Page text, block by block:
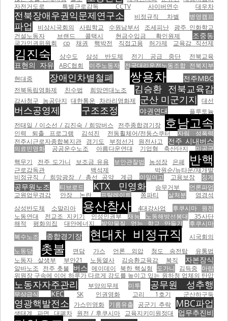
자전거도로
특별근로감독 CCTV 사이버연수 대우차
전북장애우권익문제연구소 비정규직 차별 병영캠프
파업 비상시국회의 사립학교 수원남부서 조세피난
광주 인화학교
건설노동자
브랜드 콜택시 현금수입금 확인원제 조중동
국가인권위원회 cp 채권 핵박전 직접고용 허가제 교육감 직선제
김진숙 상수도 삼성 반도체 전기 공급 중단 전북교육
표현의 자유 ABC협회 이주노동자
전국대리운전노동조합 전북지부
현대중
장애인차별철폐 쌍용차 전주MBC
전북독립영화제 친수법 희망연대노조 김승환 전북교육감
감사청구 농공단지 대한통운 차라리영화제 군산 미군기지 대선
버스공영제 구조조정 야권연대
플루토늄
전태일 / 이소선 / 김진숙 / 희망버스
전주종합경기장 호남고속
인력 퇴출 프로그램 김석진 전동휠체어/전동스쿠터
자림 성폭력
전주시근로자종합복지관 경기도 부정선거 원전사고 전주 시내버스
의료민영화 공공운수노조 아름다운연대 기업형 축산단지
미공군
핵무기
전주 도가니 보조금 유용 보안관찰법 농성장 은폐 반핵
근로감독관 백석제
박원순/뉴타운/재개발
비정규직 / 희망광장 / 총선 공약
계급 이일여고 고용보장 징계
공무원노조 티브로드 KTX 민영화 승무거부
언론파업
교원업무경감
안장 논란 프탈레이트 쫑파티 살처분
염경석
삼성반도체
소말리아 용산참사 4대강사업
후쿠시마 원전
노동연대
전교조 지키기 인성인권부 재능 노동해방선봉대
35사단
해적
평화의집 대안에너지 발암물질 없는 학교 만들기
후쿠시마
복수노조
종합경기장 현대차 비정규직
시국회의
노동당
촛불 면담 가스 언론 외압 청도 송전탑
유통법
노동자 살생부
부안21 노동열사 김승환교육감 복직 자본잠식
알바노조 전주 촛불 버스 메이데이 북한 핵실험 도가니 김득중 아랍
위원장 구속에 이어 하루가 다르게 강도를 높이고 있는 원하청 업체의 탄압
노동자자주관리 부양의무제 미투 공무원 성추행
무상급식 KEC SK 인권영화 고리 1호기 군산하구둑
영광핵발전소 가스민영화 기름유출 공군기 추락 MBC파업
생태계 파면 대폐차 원전 / 후쿠시마 교육지키미원정대 업무추진비